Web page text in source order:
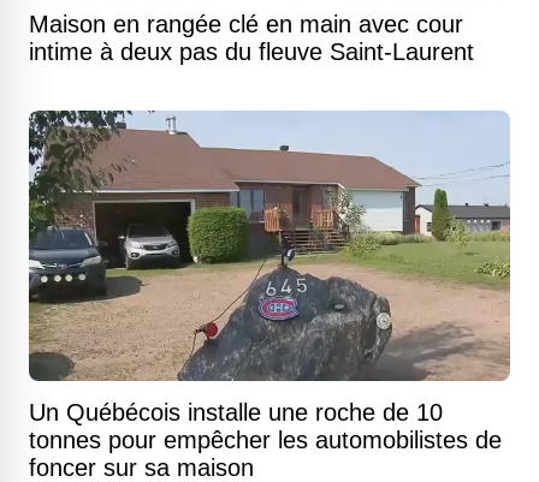
Maison en rangée clé en main avec cour
intime à deux pas du fleuve Saint-Laurent
Un Québécois installe une roche de 10
tonnes pour empêcher les automobilistes de
foncer sur sa maison